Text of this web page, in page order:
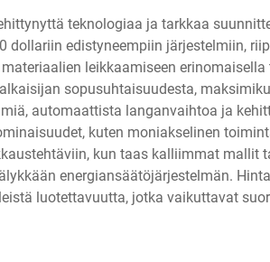
teknologiaa ja tarkkaa
edistyneempiin järjestelmiin,
leikkaamiseen
sopusuhtaisuudesta,
automaattista langanvaihtoa ja
kuten moniakselinen
kun taas kalliimmat mallit
energiansäätöjärjestelmän.
luotettavuutta, jotka vaikuttavat